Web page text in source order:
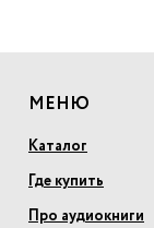
МЕНЮ
Каталог
Где купить
Про аудиокниги